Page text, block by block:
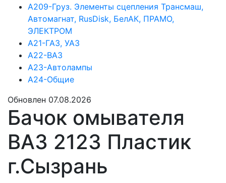
А209-Груз. Элементы сцепления Трансмаш,
Автомагнат, RusDisk, БелАК, ПРАМО,
ЭЛЕКТРОМ
А21-ГАЗ, УАЗ
А22-ВАЗ
А23-Автолампы
А24-Общие
Обновлен 07.08.2026
Бачок омывателя
ВАЗ 2123 Пластик
г.Сызрань